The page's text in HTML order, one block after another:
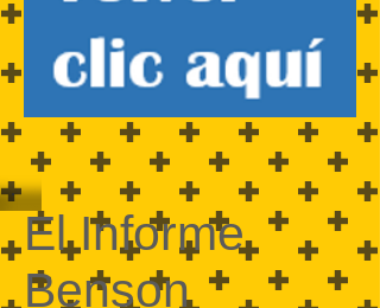
El Informe
Benson